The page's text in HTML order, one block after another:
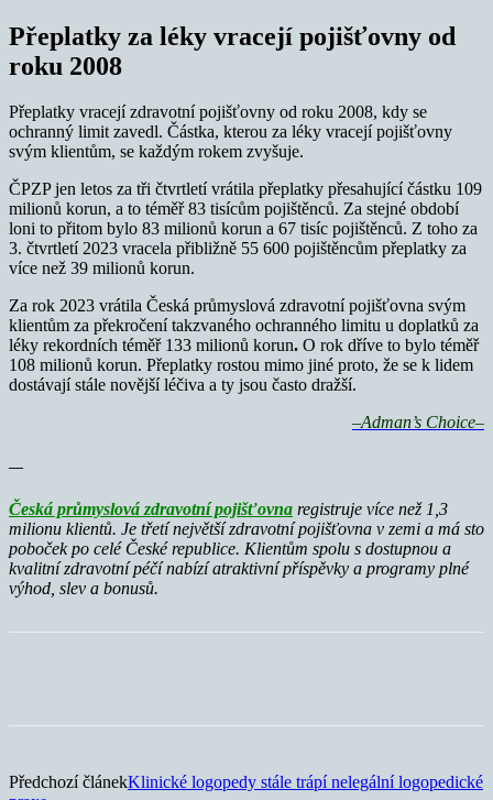
Přeplatky za léky vracejí pojišťovny od
roku 2008
Přeplatky vracejí zdravotní pojišťovny od roku 2008, kdy se
ochranný limit zavedl. Částka, kterou za léky vracejí pojišťovny
svým klientům, se každým rokem zvyšuje.
ČPZP jen letos za tři čtvrtletí vrátila přeplatky přesahující částku 109
milionů korun, a to téměř 83 tisícům pojištěnců. Za stejné období
loni to přitom bylo 83 milionů korun a 67 tisíc pojištěnců. Z toho za
3. čtvrtletí 2023 vracela přibližně 55 600 pojištěncům přeplatky za
více než 39 milionů korun.
Za rok 2023 vrátila Česká průmyslová zdravotní pojišťovna svým
klientům za překročení takzvaného ochranného limitu u doplatků za
léky rekordních téměř 133 milionů korun. O rok dříve to bylo téměř
108 milionů korun. Přeplatky rostou mimo jiné proto, že se k lidem
dostávají stále novější léčiva a ty jsou často dražší.
–Adman’s Choice–
—
Česká průmyslová zdravotní pojišťovna registruje více než 1,3
milionu klientů. Je třetí největší zdravotní pojišťovna v zemi a má sto
poboček po celé České republice. Klientům spolu s dostupnou a
kvalitní zdravotní péčí nabízí atraktivní příspěvky a programy plné
výhod, slev a bonusů.
Předchozí článekKlinické logopedy stále trápí nelegální logopedické